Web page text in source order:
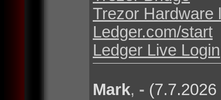
Trezor Hardware
Ledger.com/start
Ledger Live Login
Mark, -